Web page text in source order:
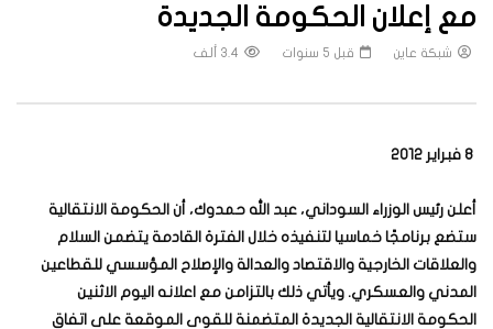
مع إعلان الحكومة الجديدة
شبكة عاين قبل 5 سنوات 3.4 ألف
أعلن رئيس الوزراء السوداني، عبد الله حمدوك، أن الحكومة الانتقالية
ستضع برنامجًا خماسيا لتنفيذه خلال الفترة القادمة يتضمن السلام
والعلاقات الخارجية والاقتصاد والعدالة والإصلاح المؤسسي للقطاعين
المدني والعسكري. ويأتي ذلك بالتزامن مع اعلانه اليوم الاثنين
الحكومة الانتقالية الجديدة المتضمنة للقوى الموقعة على اتفاق